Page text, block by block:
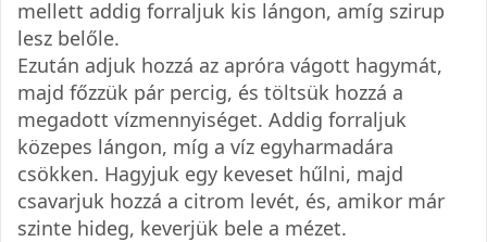
mellett addig forraljuk kis lángon, amíg szirup
lesz belőle.
Ezután adjuk hozzá az apróra vágott hagymát,
majd főzzük pár percig, és töltsük hozzá a
megadott vízmennyiséget. Addig forraljuk
közepes lángon, míg a víz egyharmadára
csökken. Hagyjuk egy keveset hűlni, majd
csavarjuk hozzá a citrom levét, és, amikor már
szinte hideg, keverjük bele a mézet.